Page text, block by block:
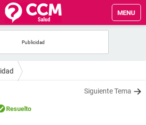
MENU
Siguiente Tema
Resuelto